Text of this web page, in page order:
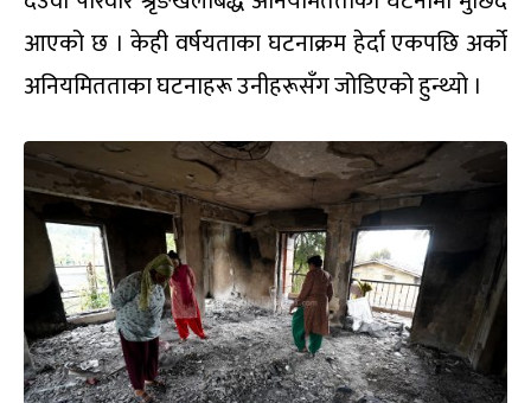
आएको छ । केही वर्षयताका घटनाक्रम हेर्दा एकपछि अर्को
अनियमितताका घटनाहरू उनीहरूसँग जोडिएको हुन्थ्यो ।